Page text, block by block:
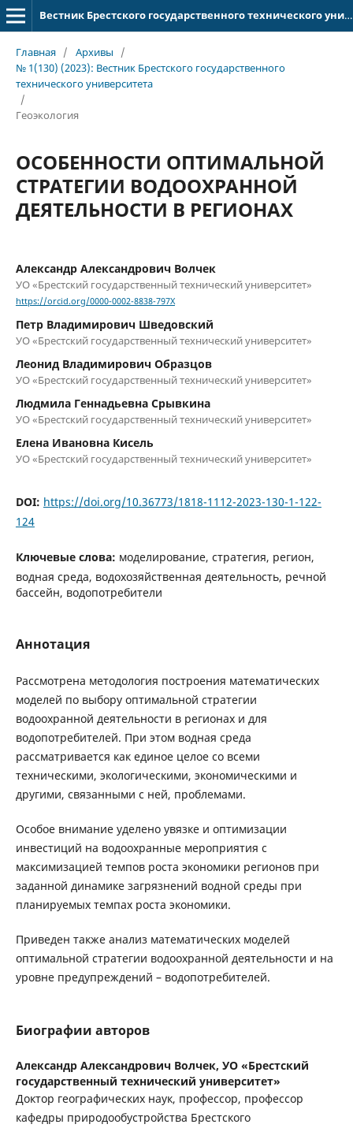
Вестник Брестского государственного технического университета
Главная / Архивы
/
№ 1(130) (2023): Вестник Брестского государственного
технического университета
/
Геоэкология
ОСОБЕННОСТИ ОПТИМАЛЬНОЙ
СТРАТЕГИИ ВОДООХРАННОЙ
ДЕЯТЕЛЬНОСТИ В РЕГИОНАХ
Александр Александрович Волчек
УО «Брестский государственный технический университет»
https://orcid.org/0000-0002-8838-797X
Петр Владимирович Шведовский
УО «Брестский государственный технический университет»
Леонид Владимирович Образцов
УО «Брестский государственный технический университет»
Людмила Геннадьевна Срывкина
УО «Брестский государственный технический университет»
Елена Ивановна Кисель
УО «Брестский государственный технический университет»
DOI: https://doi.org/10.36773/1818-1112-2023-130-1-122-
124
Ключевые слова: моделирование, стратегия, регион,
водная среда, водохозяйственная деятельность, речной
бассейн, водопотребители
Аннотация
Рассмотрена методология построения математических
моделей по выбору оптимальной стратегии
водоохранной деятельности в регионах и для
водопотребителей. При этом водная среда
рассматривается как единое целое со всеми
техническими, экологическими, экономическими и
другими, связанными с ней, проблемами.
Особое внимание уделено увязке и оптимизации
инвестиций на водоохранные мероприятия с
максимизацией темпов роста экономики регионов при
заданной динамике загрязнений водной среды при
планируемых темпах роста экономики.
Приведен также анализ математических моделей
оптимальной стратегии водоохранной деятельности и на
уровне предупреждений – водопотребителей.
Биографии авторов
Александр Александрович Волчек, УО «Брестский
государственный технический университет»
Доктор географических наук, профессор, профессор
кафедры природообустройства Брестского